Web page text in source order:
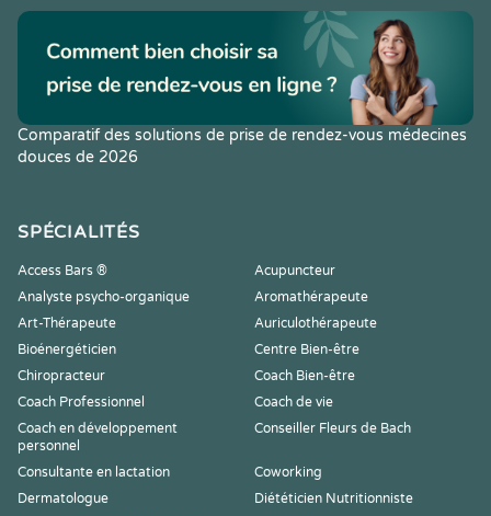
Comparatif des solutions de prise de rendez-vous médecines
douces de 2026
SPÉCIALITÉS
Access Bars ®
Acupuncteur
Analyste psycho-organique
Aromathérapeute
Art-Thérapeute
Auriculothérapeute
Bioénergéticien
Centre Bien-être
Chiropracteur
Coach Bien-être
Coach Professionnel
Coach de vie
Coach en développement
personnel
Conseiller Fleurs de Bach
Consultante en lactation
Coworking
Dermatologue
Diététicien Nutritionniste